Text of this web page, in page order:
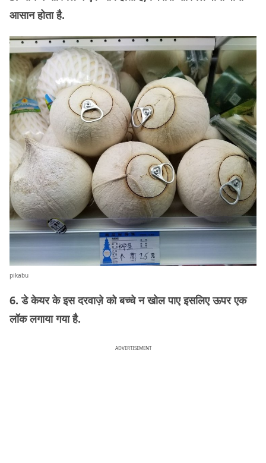
आसान होता है.
pikabu
6. डे केयर के इस दरवाज़े को बच्चे न खोल पाए इसलिए ऊपर एक
लॉक लगाया गया है.
ADVERTISEMENT